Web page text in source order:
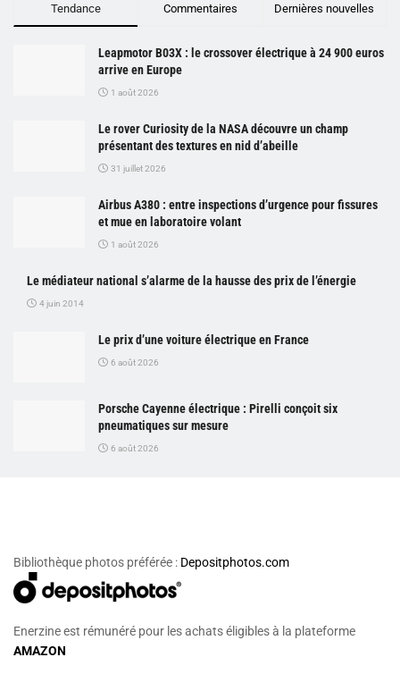
Tendance Commentaires Dernières nouvelles
Leapmotor B03X : le crossover électrique à 24 900 euros
arrive en Europe
1 août 2026
Le rover Curiosity de la NASA découvre un champ
présentant des textures en nid d’abeille
31 juillet 2026
Airbus A380 : entre inspections d’urgence pour fissures
et mue en laboratoire volant
1 août 2026
Le médiateur national s’alarme de la hausse des prix de l’énergie
4 juin 2014
Le prix d’une voiture électrique en France
6 août 2026
Porsche Cayenne électrique : Pirelli conçoit six
pneumatiques sur mesure
6 août 2026
Bibliothèque photos préférée : Depositphotos.com
Enerzine est rémunéré pour les achats éligibles à la plateforme
AMAZON